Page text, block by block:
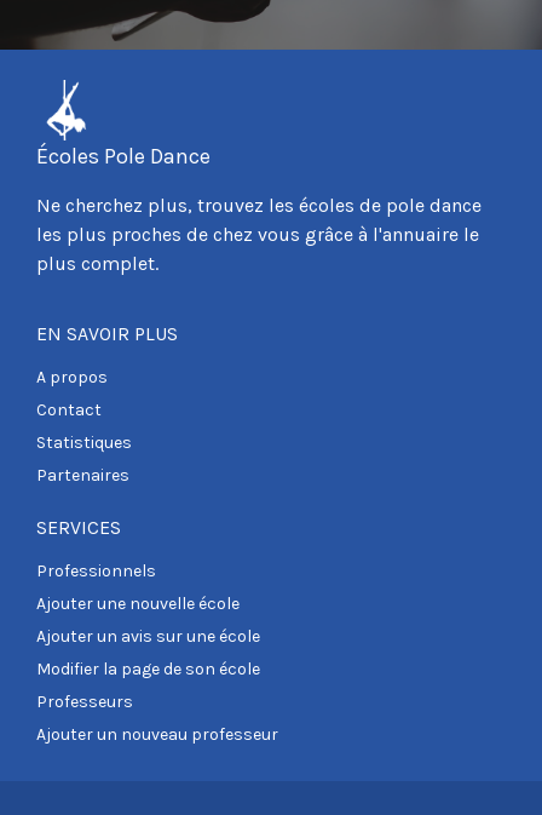
Écoles Pole Dance
Ne cherchez plus, trouvez les écoles de pole dance
les plus proches de chez vous grâce à l'annuaire le
plus complet.
EN SAVOIR PLUS
A propos
Contact
Statistiques
Partenaires
SERVICES
Professionnels
Ajouter une nouvelle école
Ajouter un avis sur une école
Modifier la page de son école
Professeurs
Ajouter un nouveau professeur